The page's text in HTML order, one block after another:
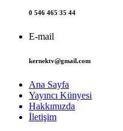
0 546 465 35 44
E-mail
kernektv@gmail.com
Ana Sayfa
Yayıncı Künyesi
Hakkımızda
İletişim